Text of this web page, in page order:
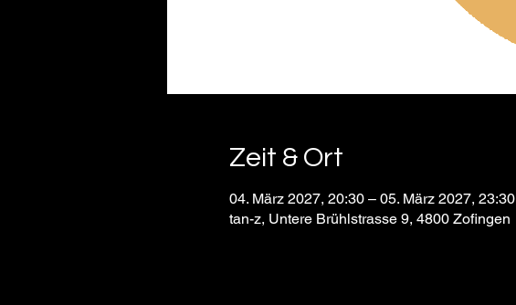
Zeit & Ort
04. März 2027, 20:30 – 05. März 2027, 23:30
tan-z, Untere Brühlstrasse 9, 4800 Zofingen